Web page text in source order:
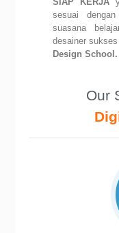
sesuai
suasana
desainer
Design School.
Our